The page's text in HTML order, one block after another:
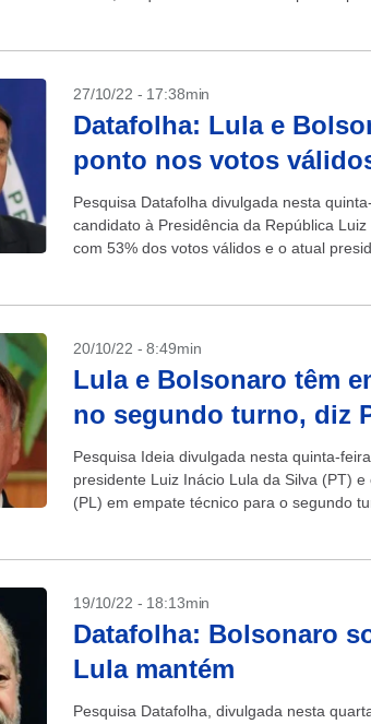
27/10/22 - 17:38min
Datafolha: Lula e
ponto nos votos
Pesquisa Datafolha divulgada nesta
candidato à Presidência da República
com 53% dos votos válidos e o atual
20/10/22 - 8:49min
Lula e Bolsonaro têm
no segundo turno, diz
Pesquisa Ideia divulgada nesta quinta-
presidente Luiz Inácio Lula da Silva (PT)
(PL) em empate técnico para o segundo
19/10/22 - 18:13min
Datafolha: Bolsonaro
Lula mantém
Pesquisa Datafolha, divulgada nesta